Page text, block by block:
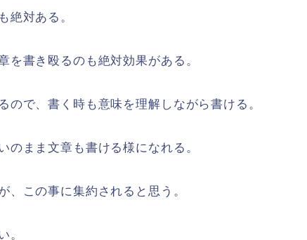
絶対ある。
を書き殴るのも絶対効果がある。
ので、書く時も意味を理解しながら書ける。
のまま文章も書ける様になれる。
、この事に集約されると思う。
。